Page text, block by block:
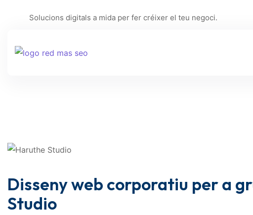
Solucions digitals a mida per fer créixer el teu negoci.
Disseny web corporatiu per a
Studio